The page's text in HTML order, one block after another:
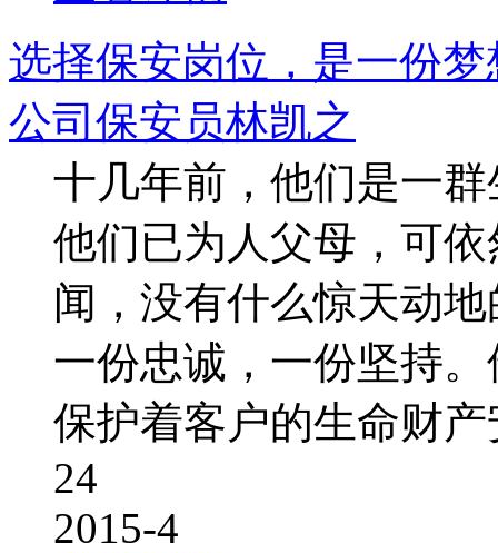
选择保安岗位，是一份
公司保安员林凯之
十几年前，他们是一
他们已为人父母，可
闻，没有什么惊天动
一份忠诚，一份坚持
保护着客户的生命财产
24
2015-4